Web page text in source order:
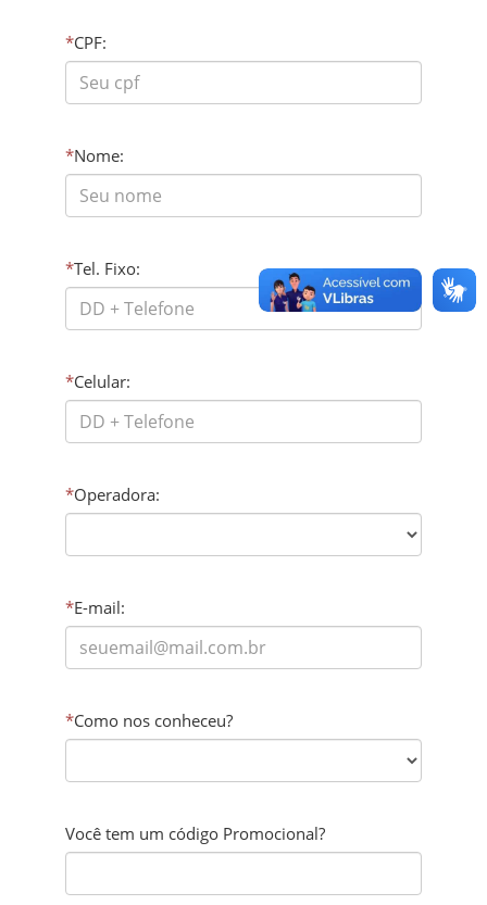
*CPF:
*Nome:
*Tel. Fixo:
*Celular:
*Operadora:
*E-mail:
*Como nos conheceu?
Você tem um código Promocional?